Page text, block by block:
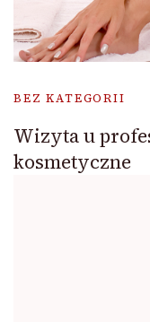
BEZ KATEGORII
Wizyta u
kosmetyczne